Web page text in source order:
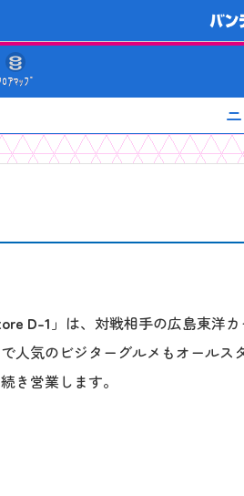
ｱﾏｯﾌﾟ
D-1 」は、対戦相手の広島東洋
人気のビジターグルメもオールス
き営業します。